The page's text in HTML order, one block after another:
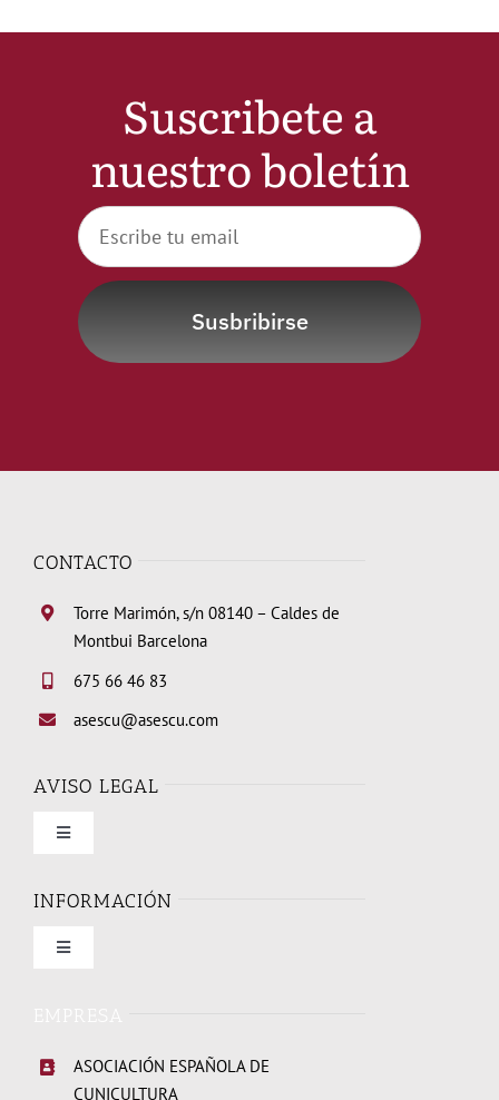
Suscribete a
nuestro boletín
Susbribirse
CONTACTO
Torre Marimón, s/n 08140 – Caldes de
Montbui Barcelona
675 66 46 83
asescu@asescu.com
AVISO LEGAL
Toggle
Condiciones de uso
INFORMACIÓN
Toggle
Elecciones Junta Directiva 2026
ASOCIACIÓN ESPAÑOLA DE
CUNICULTURA